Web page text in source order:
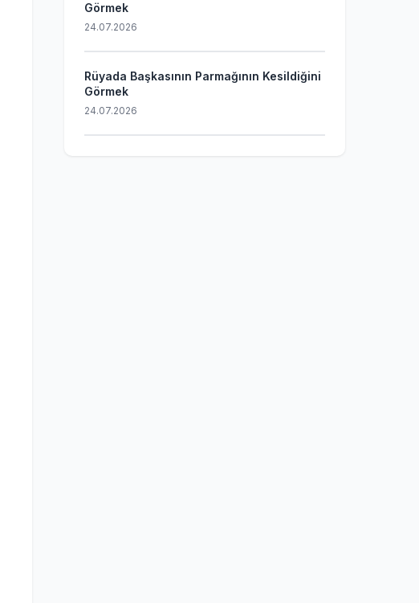
Görmek
24.07.2026
Rüyada Başkasının Parmağının Kesildiğini
Görmek
24.07.2026